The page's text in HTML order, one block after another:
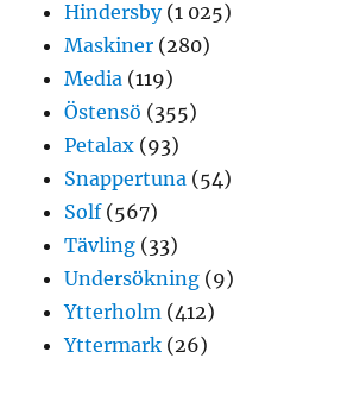
Hindersby(1 025)
Maskiner (280)
Media (119)
Östensö (355)
Petalax (93)
Snappertuna (54)
Solf(567)
Tävling (33)
Undersökning (9)
Ytterholm (412)
Yttermark (26)